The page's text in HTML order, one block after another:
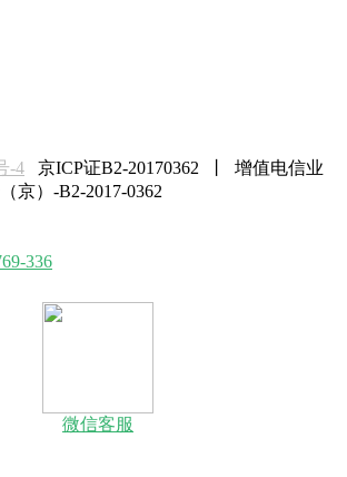
-4 京ICP证B2-20170362 丨 增值电信业
京）-B2-2017-0362
336
微信客服